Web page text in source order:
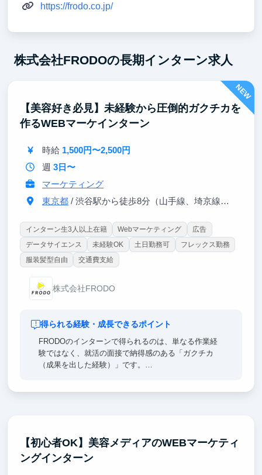
https://frodo.co.jp/
株式会社FRODOの長期インターン求人
NEW
【美容好き必見】未経験から圧倒的ガクチカを
作るWEBマーケインターン
時給 1,500円〜2,500円
週 3日〜
マーケティング
東京都/ 渋谷駅から徒歩8分（山手線、埼京線、銀座線、半蔵門線、ほか）
インターン生3人以上在籍 Webマーケティング
広告
データサイエンス
未経験OK 土日勤務可
フレックス勤務
服装髪型自由
交通費支給
株式会社FRODO
得られる経験・成長できるポイント
FRODOのインターンで得られるのは、単なる作業経
験ではなく、就活の面接で納得感のある「ガクチカ
（成果を出した経験）」です。
「Webマーケって怪しくない？」と不安な方もご安心
【初心者OK】美容メディアのWEBマーケティ
ングインターン